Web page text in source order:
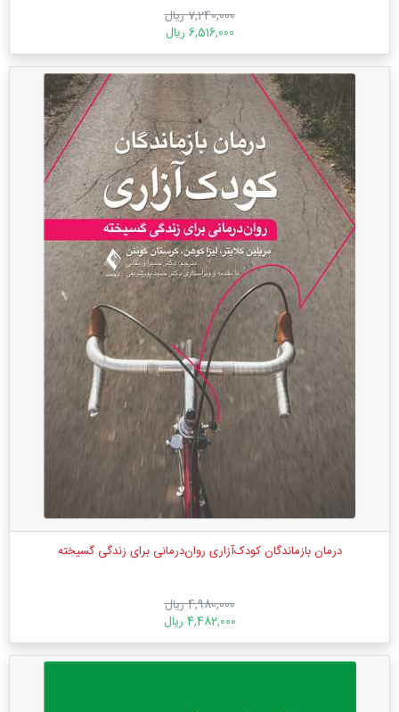
7,240,000 ریال
6,516,000 ریال
درمان بازماندگان کودک‌آزاری روان‌درمانی برای زندگی گسیخته
4,980,000 ریال
4,482,000 ریال